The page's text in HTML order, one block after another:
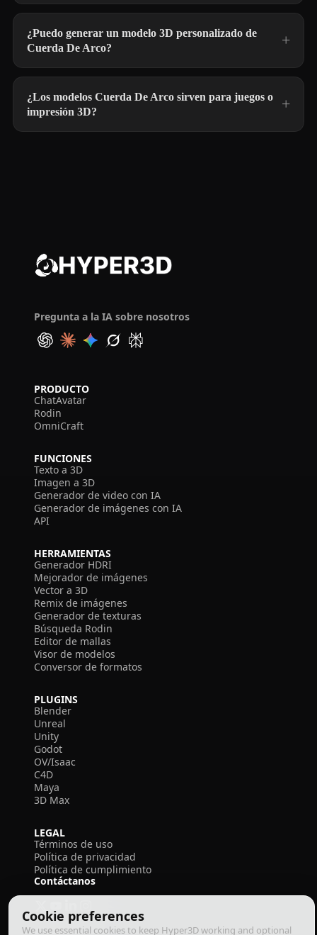
Cookie preferences
We use essential cookies to keep Hyper3D working and optional
¿Puedo generar un modelo 3D personalizado de
Cuerda De Arco?
¿Los modelos Cuerda De Arco sirven para juegos o
impresión 3D?
Pregunta a la IA sobre nosotros
PRODUCTO
ChatAvatar
Rodin
OmniCraft
FUNCIONES
Texto a 3D
Imagen a 3D
Generador de video con IA
Generador de imágenes con IA
API
HERRAMIENTAS
Generador HDRI
Mejorador de imágenes
Vector a 3D
Remix de imágenes
Generador de texturas
Búsqueda Rodin
Editor de mallas
Visor de modelos
Conversor de formatos
PLUGINS
Blender
Unreal
Unity
Godot
OV/Isaac
C4D
Maya
3D Max
LEGAL
Términos de uso
Política de privacidad
Política de cumplimiento
Contáctanos